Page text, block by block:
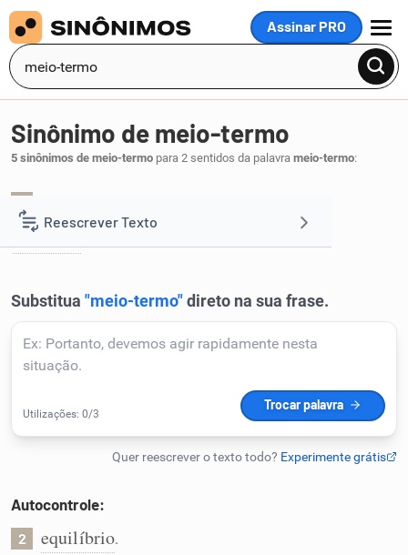
Assinar PRO
MENU
Reescrever Texto
Corrigir Texto
Detector de IA
Cata-letras
Sinônimo de meio-termo
5 sinônimos de meio-termo para 2 sentidos da palavra meio-termo:
modéstia
Autocontrole:
2 equilíbrio.